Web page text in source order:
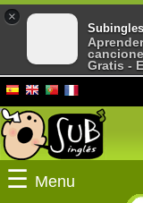
☰ Menu
×
Gratis -